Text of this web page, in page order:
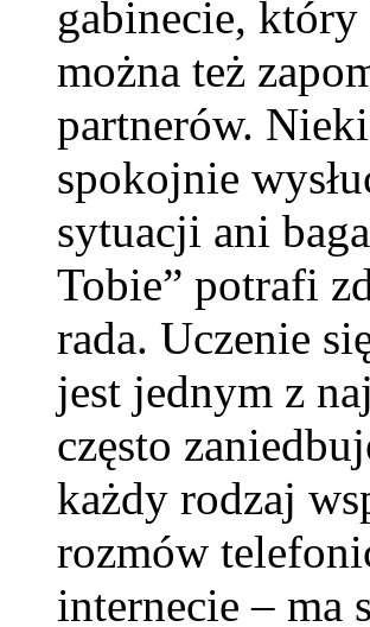
gabinecie,
można też
partnerów.
spokojnie
sytuacji ani
Tobie” potrafi
rada. Uczenie
jest jednym z
często
każdy rodzaj
rozmów
internecie – ma